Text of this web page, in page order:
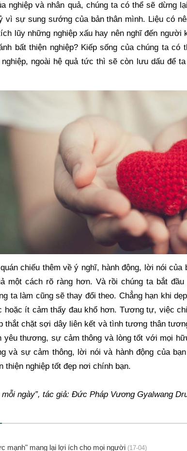
nghiệp và nhân quả, chúng ta có thể sẽ dừng
vì sự sung sướng của bản thân mình. Liệu có
lũy những nghiệp xấu hay nên nghĩ đến người
bất thiện nghiệp? Kiếp sống của chúng ta có
ngoài hệ quả tức thì sẽ còn lưu dấu để
chiếu thêm về ý nghĩ, hành động, lời nói của
một cách rõ ràng hơn. Và rồi chúng ta bắt
ta làm cũng sẽ thay đổi theo. Chẳng hạn khi
ít cảm thấy đau khổ hơn. Tương tự, việc
thắt chặt sợi dây liên kết và tình tương thân
yêu thương, sự cảm thông và lòng tốt với mọi
và sự cảm thông, lời nói và hành động của
thiện nghiệp tốt đẹp nơi chính bạn.
ngày”, tác giả: Đức Pháp Vương Gyalwang
mạnh" mang lại lợi ích cho mọi người (17-04)